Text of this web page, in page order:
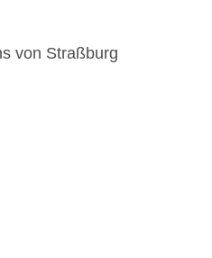
von Straßburg